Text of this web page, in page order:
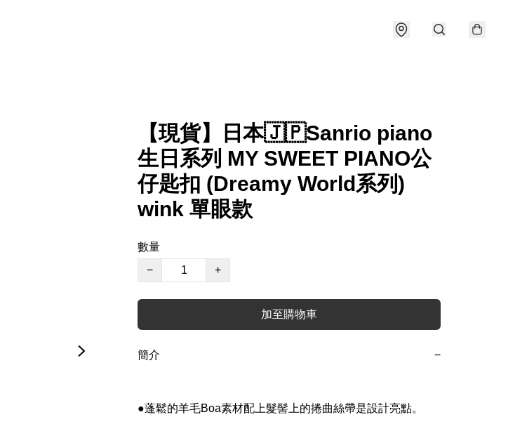
【現貨】日本🇯🇵Sanrio piano
生日系列 MY SWEET PIANO公
仔匙扣 (Dreamy World系列)
wink 單眼款
數量
−
+
加至購物車
簡介 −
●蓬鬆的羊毛Boa素材配上髮髻上的捲曲絲帶是設計亮點。